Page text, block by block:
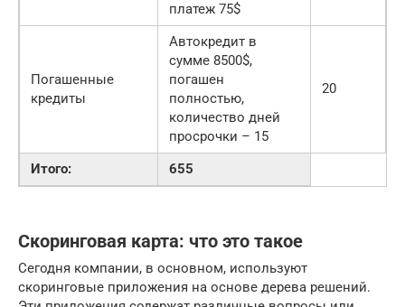
Итого: 655
платеж 75$
Погашенные
кредиты
Автокредит в
сумме 8500$,
погашен
полностью,
количество дней
просрочки – 15
20
Скоринговая карта: что это такое
Сегодня компании, в основном, используют
скоринговые приложения на основе дерева решений.